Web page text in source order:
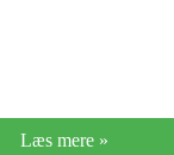
Læs mere »